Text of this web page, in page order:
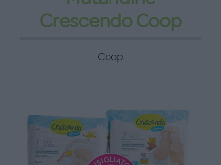
Crescendo Coop
Coop